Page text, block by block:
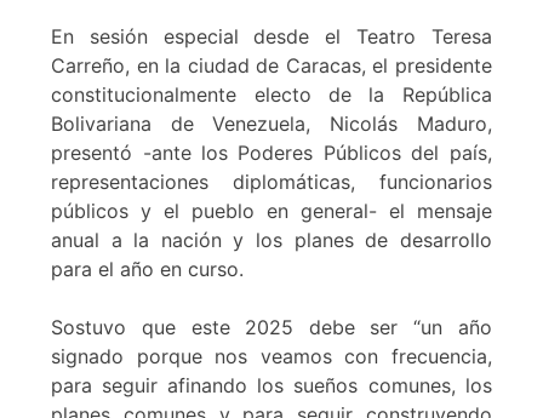
En sesión especial desde el Teatro Teresa
Carreño, en la ciudad de Caracas, el presidente
constitucionalmente electo de la República
Bolivariana de Venezuela, Nicolás Maduro,
presentó -ante los Poderes Públicos del país,
representaciones diplomáticas, funcionarios
públicos y el pueblo en general- el mensaje
anual a la nación y los planes de desarrollo
para el año en curso.
Sostuvo que este 2025 debe ser “un año
signado porque nos veamos con frecuencia,
para seguir afinando los sueños comunes, los